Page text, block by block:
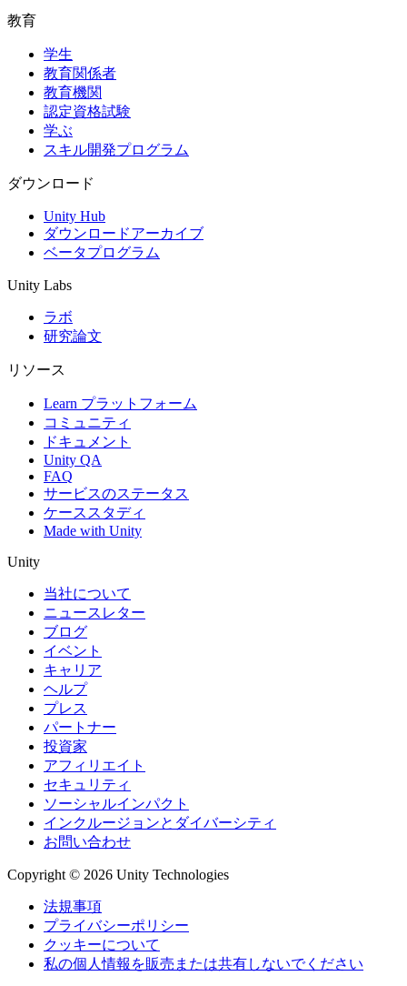
教育
学生
教育関係者
教育機関
認定資格試験
学ぶ
スキル開発プログラム
ダウンロード
Unity Hub
ダウンロードアーカイブ
ベータプログラム
Unity Labs
ラボ
研究論文
リソース
Learn プラットフォーム
コミュニティ
ドキュメント
Unity QA
FAQ
サービスのステータス
ケーススタディ
Made with Unity
Unity
当社について
ニュースレター
ブログ
イベント
キャリア
ヘルプ
プレス
パートナー
投資家
アフィリエイト
セキュリティ
ソーシャルインパクト
インクルージョンとダイバーシティ
お問い合わせ
Copyright © 2026 Unity Technologies
法規事項
プライバシーポリシー
クッキーについて
私の個人情報を販売または共有しないでください